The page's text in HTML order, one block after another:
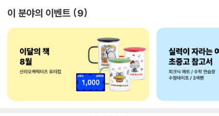
이 분야의 이벤트 9